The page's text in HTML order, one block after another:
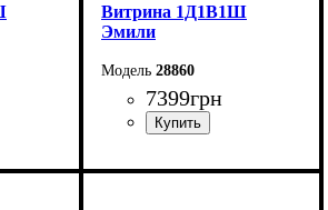
Витрина 1Д1В1Ш
Эмили
28860
7399грн
Ширина: 70 см